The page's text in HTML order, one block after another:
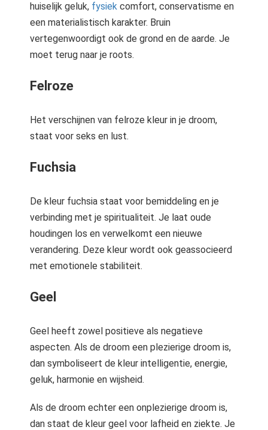
huiselijk geluk, fysiek comfort, conservatisme en
een materialistisch karakter. Bruin
vertegenwoordigt ook de grond en de aarde. Je
moet terug naar je roots.
Felroze
Het verschijnen van felroze kleur in je droom,
staat voor seks en lust.
Fuchsia
De kleur fuchsia staat voor bemiddeling en je
verbinding met je spiritualiteit. Je laat oude
houdingen los en verwelkomt een nieuwe
verandering. Deze kleur wordt ook geassocieerd
met emotionele stabiliteit.
Geel
Geel heeft zowel positieve als negatieve
aspecten. Als de droom een plezierige droom is,
dan symboliseert de kleur intelligentie, energie,
geluk, harmonie en wijsheid.
Als de droom echter een onplezierige droom is,
dan staat de kleur geel voor lafheid en ziekte. Je